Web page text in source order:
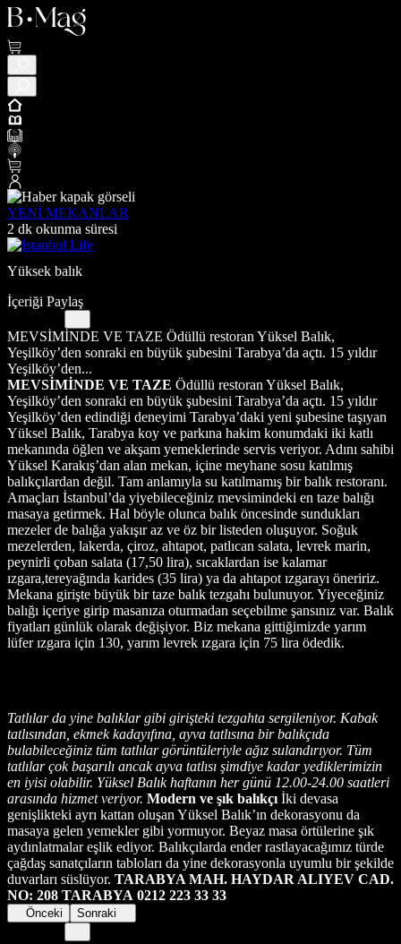
YENİ MEKANLAR
2 dk okunma süresi
Yüksek balık
İçeriği Paylaş
MEVSİMİNDE VE TAZE Ödüllü restoran Yüksel Balık,
Yeşilköy’den sonraki en büyük şubesini Tarabya’da açtı. 15 yıldır
Yeşilköy’den...
MEVSİMİNDE VE TAZE Ödüllü restoran Yüksel Balık,
Yeşilköy’den sonraki en büyük şubesini Tarabya’da açtı. 15 yıldır
Yeşilköy’den edindiği deneyimi Tarabya’daki yeni şubesine taşıyan
Yüksel Balık, Tarabya koy ve parkına hakim konumdaki iki katlı
mekanında öğlen ve akşam yemeklerinde servis veriyor. Adını sahibi
Yüksel Karakış’dan alan mekan, içine meyhane sosu katılmış
balıkçılardan değil. Tam anlamıyla su katılmamış bir balık restoranı.
Amaçları İstanbul’da yiyebileceğiniz mevsimindeki en taze balığı
masaya getirmek. Hal böyle olunca balık öncesinde sundukları
mezeler de balığa yakışır az ve öz bir listeden oluşuyor. Soğuk
mezelerden, lakerda, çiroz, ahtapot, patlıcan salata, levrek marin,
peynirli çoban salata (17,50 lira), sıcaklardan ise kalamar
ızgara,tereyağında karides (35 lira) ya da ahtapot ızgarayı öneririz.
Mekana girişte büyük bir taze balık tezgahı bulunuyor. Yiyeceğiniz
balığı içeriye girip masanıza oturmadan seçebilme şansınız var. Balık
fiyatları günlük olarak değişiyor. Biz mekana gittiğimizde yarım
lüfer ızgara için 130, yarım levrek ızgara için 75 lira ödedik.
Tatlılar da yine balıklar gibi girişteki tezgahta sergileniyor. Kabak
tatlısından, ekmek kadayıfına, ayva tatlısına bir balıkçıda
bulabileceğiniz tüm tatlılar görüntüleriyle ağız sulandırıyor. Tüm
tatlılar çok başarılı ancak ayva tatlısı şimdiye kadar yediklerimizin
en iyisi olabilir. Yüksel Balık haftanın her günü 12.00-24.00 saatleri
arasında hizmet veriyor. Modern ve şık balıkçı İki devasa
genişlikteki ayrı kattan oluşan Yüksel Balık’ın dekorasyonu da
masaya gelen yemekler gibi yormuyor. Beyaz masa örtülerine şık
aydınlatmalar eşlik ediyor. Balıkçılarda ender rastlayacağımız türde
çağdaş sanatçıların tabloları da yine dekorasyonla uyumlu bir şekilde
duvarları süslüyor. TARABYA MAH. HAYDAR ALIYEV CAD.
NO: 208 TARABYA 0212 223 33 33
Önceki Sonraki